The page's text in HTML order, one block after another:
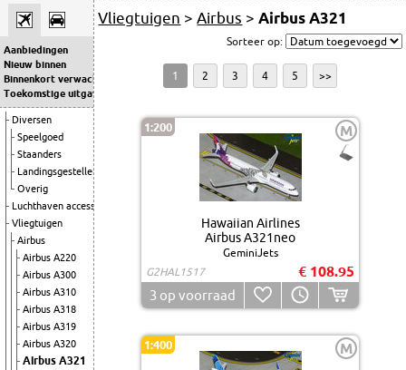
Aanbiedingen
Nieuw binnen
Binnenkort verwacht
Toekomstige uitgaven
Diversen
Speelgoed
Staanders
Landingsgestellen
Overig
Luchthaven accessoires
Vliegtuigen
Airbus
Airbus A220
Airbus A300
Airbus A310
Airbus A318
Airbus A319
Airbus A320
Airbus A321
Vliegtuigen >Airbus >Airbus A321
Sorteer op:
1 2 3 4 5 >>
1:200 M
Hawaiian Airlines
Airbus A321neo
GeminiJets
G2HAL1517
€ 108.95
3 op voorraad
1:400 M